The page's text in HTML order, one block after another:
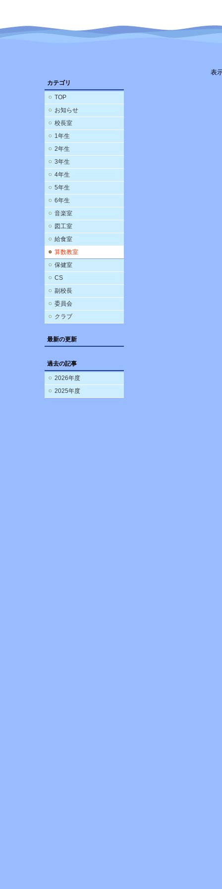
カテゴリ
TOP
お知らせ
校長室
1年生
2年生
3年生
4年生
5年生
6年生
音楽室
図工室
給食室
算数教室
保健室
CS
副校長
委員会
クラブ
最新の更新
過去の記事
2026年度
2025年度
表